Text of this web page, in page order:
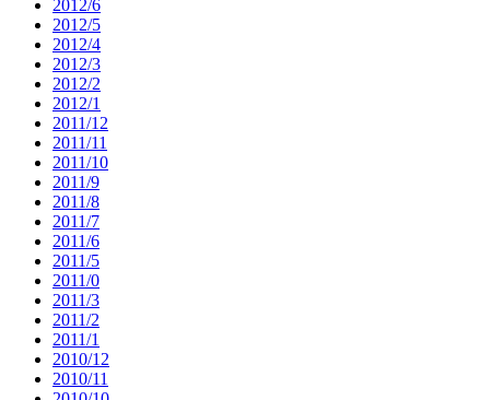
2012/6
2012/5
2012/4
2012/3
2012/2
2012/1
2011/12
2011/11
2011/10
2011/9
2011/8
2011/7
2011/6
2011/5
2011/0
2011/3
2011/2
2011/1
2010/12
2010/11